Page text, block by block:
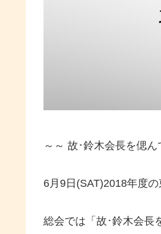
～～ 故･鈴木会長を偲ん
6月9日(SAT)2018年度
総会では「故･鈴木会長